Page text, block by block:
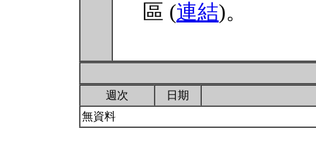
區 (連結)。
週次
日期
無資料